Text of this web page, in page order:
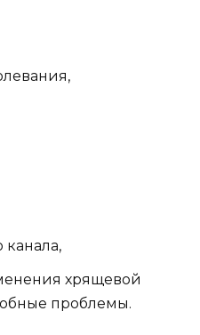
канала,
хрящевой
проблемы.